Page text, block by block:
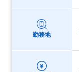
勤務地